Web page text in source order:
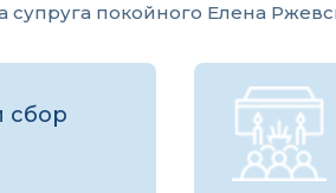
покойного Елена
сбор